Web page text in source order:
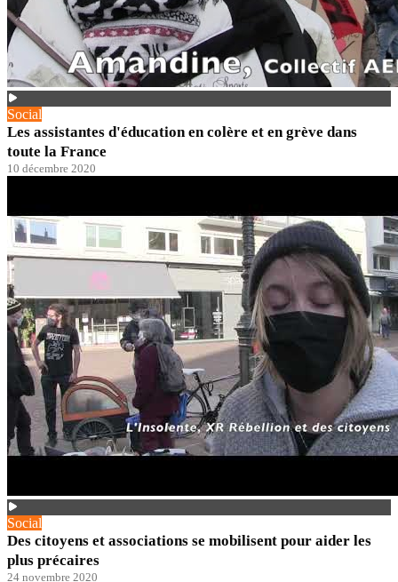
Social
Les assistantes d'éducation en colère et en grève dans
toute la France
10 décembre 2020
Social
Des citoyens et associations se mobilisent pour aider les
plus précaires
24 novembre 2020